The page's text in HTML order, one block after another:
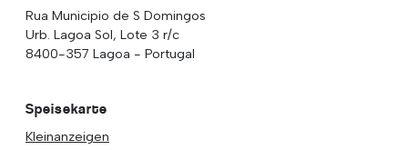
Rua Municipio de S Domingos
Urb. Lagoa Sol, Lote 3 r/c
8400-357 Lagoa - Portugal
Speisekarte
Kleinanzeigen